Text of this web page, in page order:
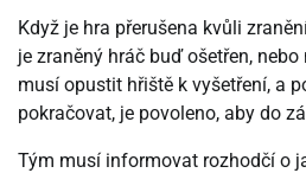
Když je hra přerušena kvůli
je zraněný hráč buď ošetřen,
musí opustit hřiště k vyšetření, a
pokračovat, je povoleno, aby do
Tým musí informovat rozhodčí o